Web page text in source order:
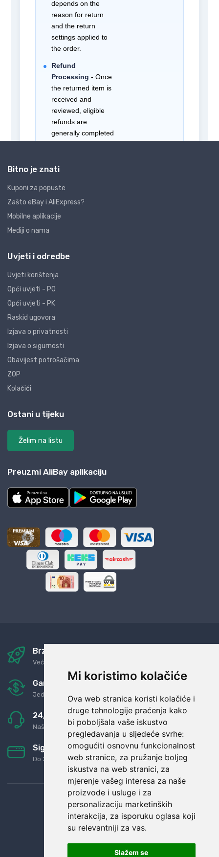
Mi koristimo kolačiće
Ova web stranica koristi kolačiće i
druge tehnologije praćenja kako
bi poboljšala vaše iskustvo
pregledavanja u sljedeće svrhe:
omogućiti osnovnu funkcionalnost
web stranice, za pružanje boljeg
iskustva na web stranici, za
mjerenje vašeg interesa za naše
proizvode i usluge i za
personalizaciju marketinških
interakcija, za isporuku oglasa koji
su relevantniji za vas.
Slažem se
Bitno je znati
Kuponi za popuste
Zašto eBay i AliExpress?
Mobilne aplikacije
Mediji o nama
Uvjeti i odredbe
Uvjeti korištenja
Opći uvjeti - PO
Opći uvjeti - PK
Raskid ugovora
Izjava o privatnosti
Izjava o sigurnosti
Obavijest potrošačima
ZOP
Kolačići
Ostani u tijeku
Želim na listu
Preuzmi AliBay aplikaciju
Brza i sigurna dostava
Već za nekoliko dana kod vas
Garancija u povrat novaca
Jednostavno pravilo: Roba za novac
24/7 odlična podrška
Naši agenti uvijek na raspolaganju
Sigurno obročno plaćanje
Do 24 rata bez kamata